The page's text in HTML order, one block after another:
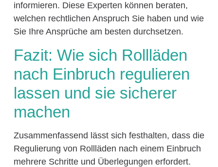
informieren. Diese Experten können beraten,
welchen rechtlichen Anspruch Sie haben und wie
Sie Ihre Ansprüche am besten durchsetzen.
Fazit: Wie sich Rollläden
nach Einbruch regulieren
lassen und sie sicherer
machen
Zusammenfassend lässt sich festhalten, dass die
Regulierung von Rollläden nach einem Einbruch
mehrere Schritte und Überlegungen erfordert.